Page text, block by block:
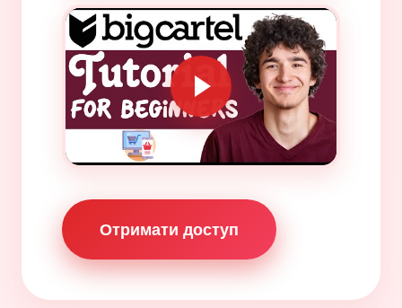
Отримати доступ